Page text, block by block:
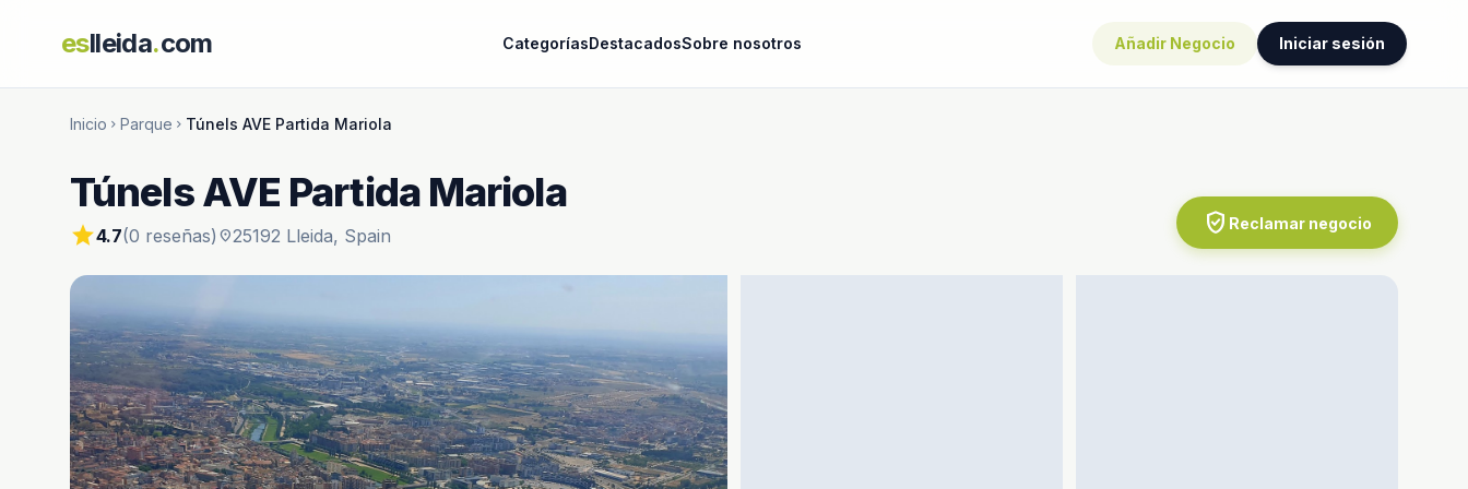
eslleida.com CategoríasDestacadosSobre nosotros Añadir Negocio Iniciar sesión
Inicio chevron_right Parque chevron_right Túnels AVE Partida Mariola
Túnels AVE Partida Mariola
star4.7(0 reseñas) location_on25192 Lleida, Spain verified_user Reclamar negocio